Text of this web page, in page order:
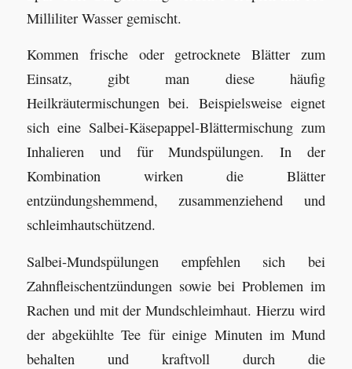
Milliliter Wasser gemischt.
Kommen frische oder getrocknete Blätter zum
Einsatz, gibt man diese häufig
Heilkräutermischungen bei. Beispielsweise eignet
sich eine Salbei-Käsepappel-Blättermischung zum
Inhalieren und für Mundspülungen. In der
Kombination wirken die Blätter
entzündungshemmend, zusammenziehend und
schleimhautschützend.
Salbei-Mundspülungen empfehlen sich bei
Zahnfleischentzündungen sowie bei Problemen im
Rachen und mit der Mundschleimhaut. Hierzu wird
der abgekühlte Tee für einige Minuten im Mund
behalten und kraftvoll durch die